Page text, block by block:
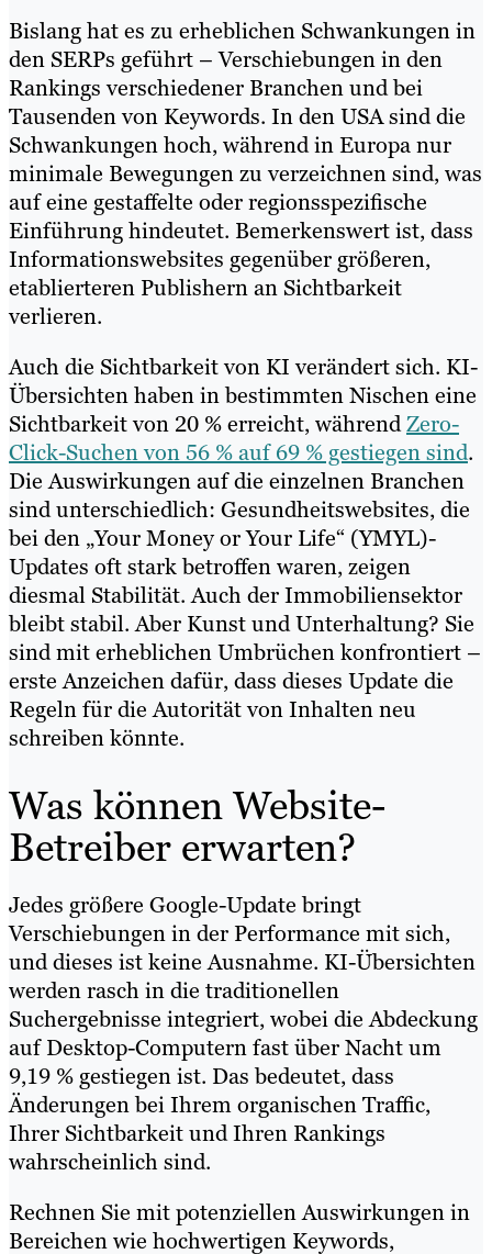
Bislang hat es zu erheblichen Schwankungen in
den SERPs geführt – Verschiebungen in den
Rankings verschiedener Branchen und bei
Tausenden von Keywords. In den USA sind die
Schwankungen hoch, während in Europa nur
minimale Bewegungen zu verzeichnen sind, was
auf eine gestaffelte oder regionsspezifische
Einführung hindeutet. Bemerkenswert ist, dass
Informationswebsites gegenüber größeren,
etablierteren Publishern an Sichtbarkeit
verlieren.
Auch die Sichtbarkeit von KI verändert sich. KI-
Übersichten haben in bestimmten Nischen eine
Sichtbarkeit von 20 % erreicht, währendZero-
Click-Suchen von 56 % auf 69 % gestiegen sind.
Die Auswirkungen auf die einzelnen Branchen
sind unterschiedlich: Gesundheitswebsites, die
bei den „Your Money or Your Life“ (YMYL)-
Updates oft stark betroffen waren, zeigen
diesmal Stabilität. Auch der Immobiliensektor
bleibt stabil. Aber Kunst und Unterhaltung? Sie
sind mit erheblichen Umbrüchen konfrontiert –
erste Anzeichen dafür, dass dieses Update die
Regeln für die Autorität von Inhalten neu
schreiben könnte.
Was können Website-
Betreiber erwarten?
Jedes größere Google-Update bringt
Verschiebungen in der Performance mit sich,
und dieses ist keine Ausnahme. KI-Übersichten
werden rasch in die traditionellen
Suchergebnisse integriert, wobei die Abdeckung
auf Desktop-Computern fast über Nacht um
9,19 % gestiegen ist. Das bedeutet, dass
Änderungen bei Ihrem organischen Traffic,
Ihrer Sichtbarkeit und Ihren Rankings
wahrscheinlich sind.
Rechnen Sie mit potenziellen Auswirkungen in
Bereichen wie hochwertigen Keywords,